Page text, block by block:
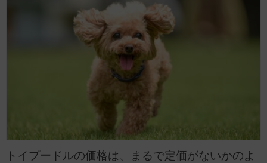
トイプードルの価格は、まるで定価がないかのよ